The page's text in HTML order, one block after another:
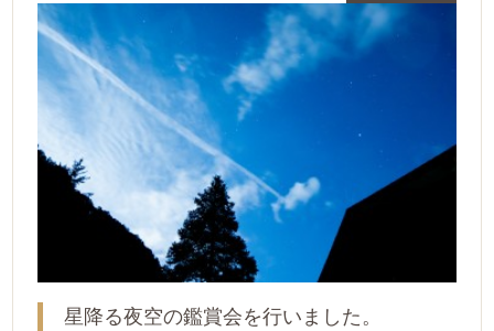
星降る夜空の鑑賞会を行いました。